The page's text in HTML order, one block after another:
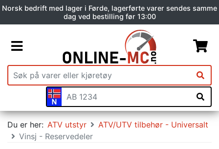
Norsk bedrift med lager i Førde, lagerførte varer sendes samme
dag ved bestilling før 13:00
Du er her: ATV utstyr
ATV/UTV tilbehør - Universalt
Vinsj - Reservedeler